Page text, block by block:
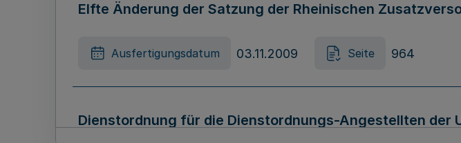
Elfte Änderung der Satzung der Rheinischen
Ausfertigungsdatum 03.11.2009 Seite 964
Dienstordnung für die Dienstordnungs-Angestellten der